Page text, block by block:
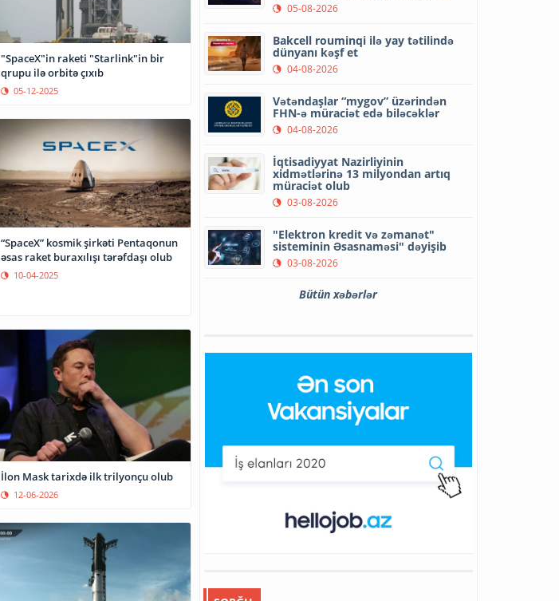
"SpaceX"in raketi "Starlink"in bir
qrupu ilə orbitə çıxıb
05-12-2025
“SpaceX” kosmik şirkəti Pentaqonun
əsas raket buraxılışı tərəfdaşı olub
10-04-2025
İlon Mask tarixdə ilk trilyonçu olub
12-06-2026
05-08-2026
Bakcell rouminqi ilə yay tətilində
dünyanı kəşf et
04-08-2026
Vətəndaşlar “mygov” üzərindən
FHN-ə müraciət edə biləcəklər
04-08-2026
İqtisadiyyat Nazirliyinin
xidmətlərinə 13 milyondan artıq
müraciət olub
03-08-2026
"Elektron kredit və zəmanət"
sisteminin Əsasnaməsi" dəyişib
03-08-2026
Bütün xəbərlər